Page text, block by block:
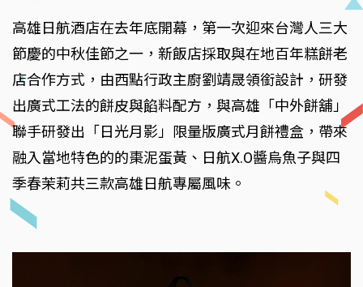
高雄日航酒店在去年底開幕，第一次迎來台灣人三大
節慶的中秋佳節之一，新飯店採取與在地百年糕餅老
店合作方式，由西點行政主廚劉靖晟領銜設計，研發
出廣式工法的餅皮與餡料配方，與高雄「中外餅舖」
聯手研發出「日光月影」限量版廣式月餅禮盒，帶來
融入當地特色的的棗泥蛋黃、日航X.O醬烏魚子與四
季春茉莉共三款高雄日航專屬風味。